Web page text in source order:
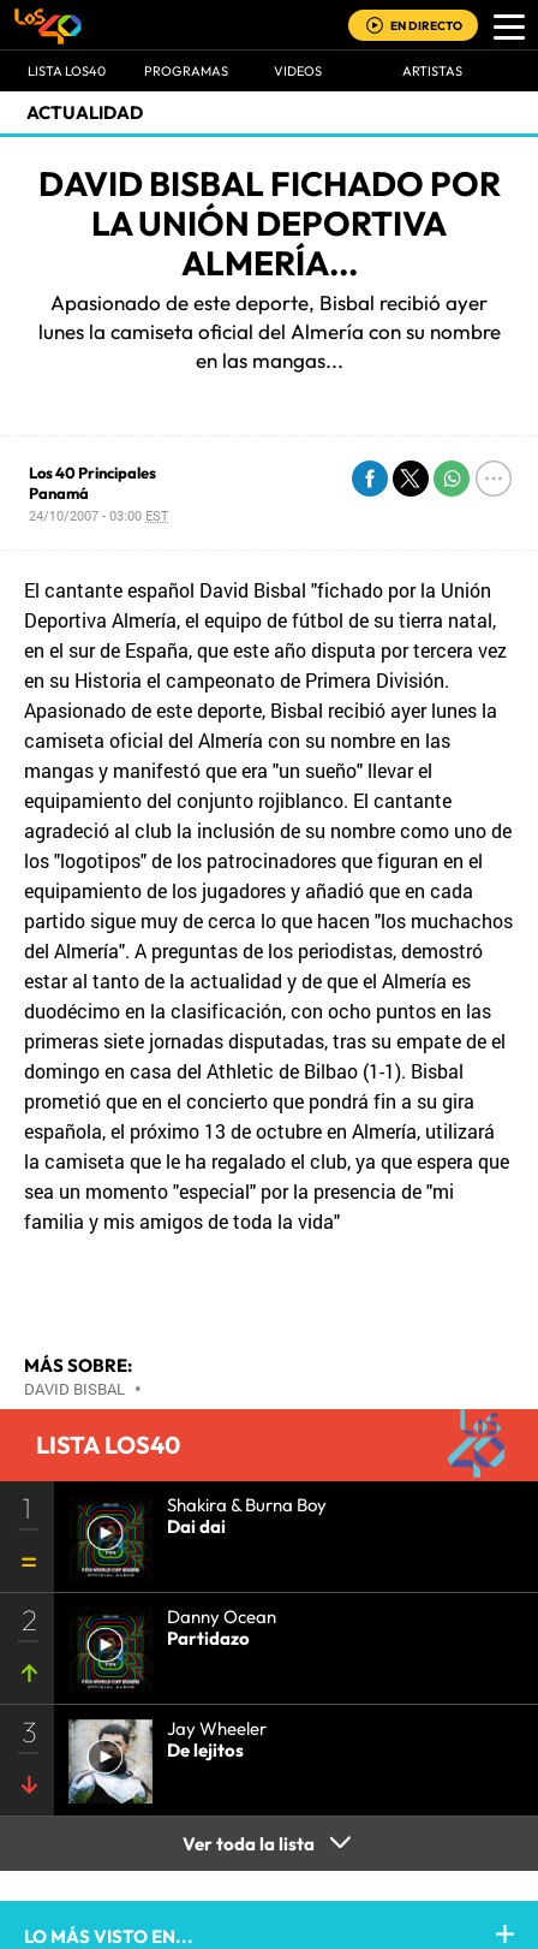
EN DIRECTO
LISTA LOS40 PROGRAMAS VIDEOS ARTISTAS
ACTUALIDAD
DAVID BISBAL FICHADO POR
LA UNIÓN DEPORTIVA
ALMERÍA...
Apasionado de este deporte, Bisbal recibió ayer
lunes la camiseta oficial del Almería con su nombre
en las mangas...
Los 40 Principales
Panamá
24/10/2007 - 03:00 EST
El cantante español David Bisbal "fichado por la Unión
Deportiva Almería, el equipo de fútbol de su tierra natal,
en el sur de España, que este año disputa por tercera vez
en su Historia el campeonato de Primera División.
Apasionado de este deporte, Bisbal recibió ayer lunes la
camiseta oficial del Almería con su nombre en las
mangas y manifestó que era "un sueño" llevar el
equipamiento del conjunto rojiblanco. El cantante
agradeció al club la inclusión de su nombre como uno de
los "logotipos" de los patrocinadores que figuran en el
equipamiento de los jugadores y añadió que en cada
partido sigue muy de cerca lo que hacen "los muchachos
del Almería". A preguntas de los periodistas, demostró
estar al tanto de la actualidad y de que el Almería es
duodécimo en la clasificación, con ocho puntos en las
primeras siete jornadas disputadas, tras su empate de el
domingo en casa del Athletic de Bilbao (1-1). Bisbal
prometió que en el concierto que pondrá fin a su gira
española, el próximo 13 de octubre en Almería, utilizará
la camiseta que le ha regalado el club, ya que espera que
sea un momento "especial" por la presencia de "mi
familia y mis amigos de toda la vida"
MÁS SOBRE:
DAVID BISBAL •
LISTA LOS40
1
Shakira & Burna Boy
Dai dai
2
Danny Ocean
Partidazo
3
Jay Wheeler
De lejitos
Ver toda la lista
LO MÁS VISTO EN...